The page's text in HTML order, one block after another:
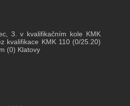
3. v kvalifikačním kole KMK
kvalifikace KMK 110 (0/25.20)
(0) Klatovy